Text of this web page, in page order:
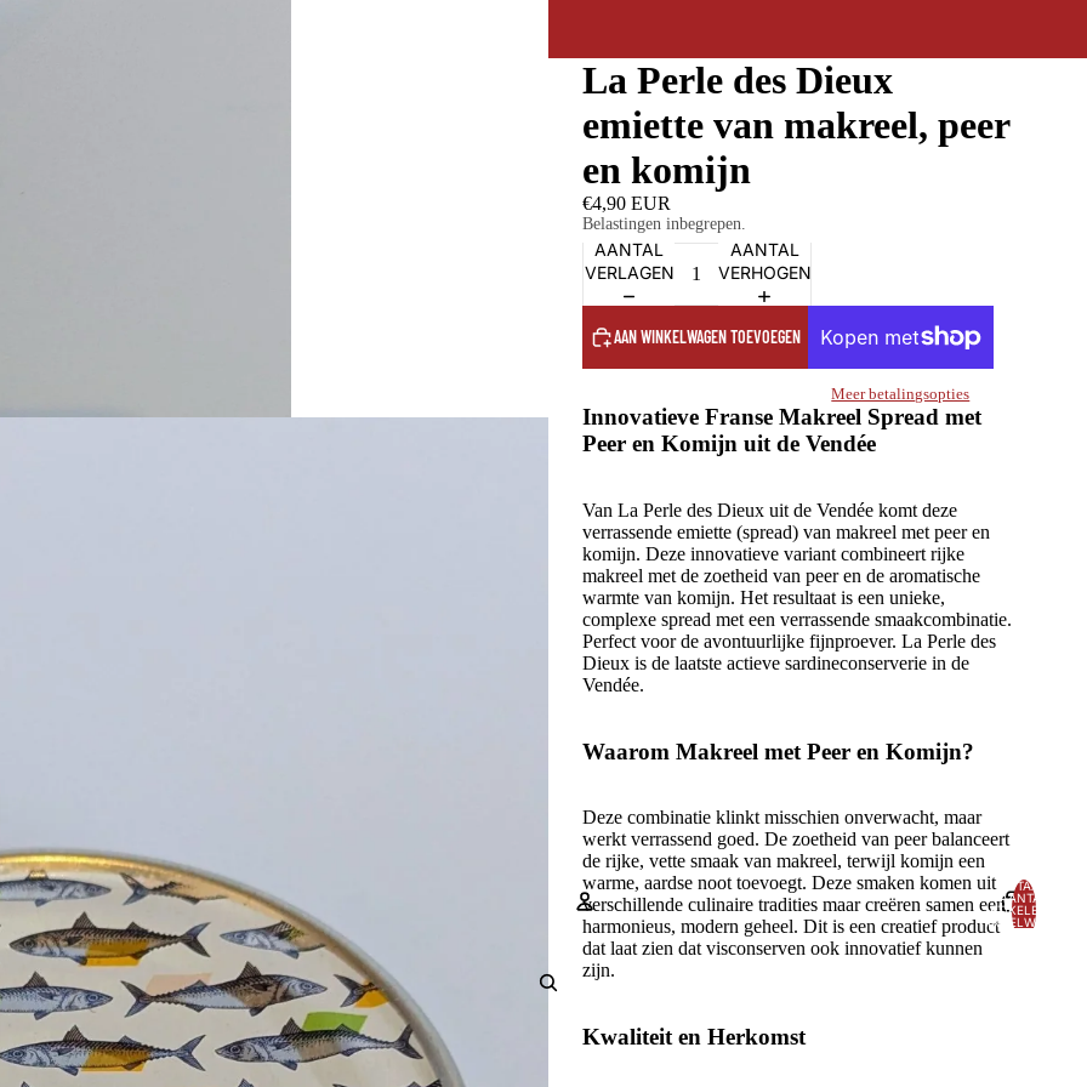
Account
TOTAAL
AANTAL
ARTIKELEN IN
WINKELWAGEN:
La Perle des Dieux
emiette van makreel, peer
en komijn
€4,90 EUR
Belastingen inbegrepen.
AANTAL
VERLAGEN
AANTAL
VERHOGEN
AAN WINKELWAGEN TOEVOEGEN
Meer betalingsopties
Innovatieve Franse Makreel Spread met
Peer en Komijn uit de Vendée
Van La Perle des Dieux uit de Vendée komt deze
verrassende emiette (spread) van makreel met peer en
komijn. Deze innovatieve variant combineert rijke
makreel met de zoetheid van peer en de aromatische
warmte van komijn. Het resultaat is een unieke,
complexe spread met een verrassende smaakcombinatie.
Perfect voor de avontuurlijke fijnproever. La Perle des
Dieux is de laatste actieve sardineconserverie in de
Vendée.
Waarom Makreel met Peer en Komijn?
Deze combinatie klinkt misschien onverwacht, maar
werkt verrassend goed. De zoetheid van peer balanceert
de rijke, vette smaak van makreel, terwijl komijn een
warme, aardse noot toevoegt. Deze smaken komen uit
verschillende culinaire tradities maar creëren samen een
harmonieus, modern geheel. Dit is een creatief product
dat laat zien dat visconserven ook innovatief kunnen
zijn.
Kwaliteit en Herkomst